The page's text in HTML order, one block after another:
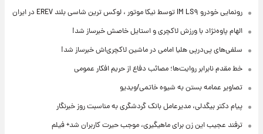
رونمایی خودرو IM LS۹ توسط نیکا موتور ، لوکس ترین شاسی بلند EREV در ایران
الهام پاوه‌نژاد با ورزش لاکچری و استایل خاصش خبرساز شد!
سلفی‌های پی‌درپی هلیا امامی در ماشین لاکچری‌اش خبرساز شد!
خط مقدم نابرابر روایت‌ها؛ مصائب دفاع از حریم افکار عمومی
تصاویر عمامه بستن به شیوه خاتمی/ویدیو
پیام دکتر بیگدلی، مدیرعامل بانک گردشگری به مناسبت روز خبرنگار
ترفند عجیب این زن برای ماهیگیری، موجب حیرت کاربران شد+ فیلم